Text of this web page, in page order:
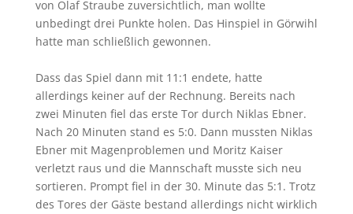
von Olaf Straube zuversichtlich, man wollte
unbedingt drei Punkte holen. Das Hinspiel in Görwihl
hatte man schließlich gewonnen.
Dass das Spiel dann mit 11:1 endete, hatte
allerdings keiner auf der Rechnung. Bereits nach
zwei Minuten fiel das erste Tor durch Niklas Ebner.
Nach 20 Minuten stand es 5:0. Dann mussten Niklas
Ebner mit Magenproblemen und Moritz Kaiser
verletzt raus und die Mannschaft musste sich neu
sortieren. Prompt fiel in der 30. Minute das 5:1. Trotz
des Tores der Gäste bestand allerdings nicht wirklich